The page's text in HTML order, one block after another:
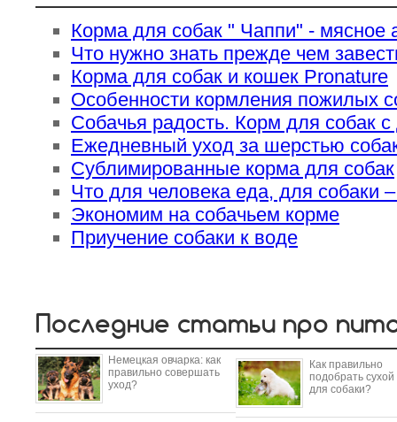
Корма для собак " Чаппи" - мясное
Что нужно знать прежде чем
Корма для собак и кошек Pronature
Особенности кормления пожилых
Собачья радость. Корм для собак
Ежедневный уход за шерстью
Сублимированные корма для собак
Что для человека еда, для собаки
Экономим на собачьем корме
Приучение собаки к воде
Последние статьи про
Немецкая овчарка: как
правильно совершать
уход?
Как правильно
подобрать сухой
для собаки?